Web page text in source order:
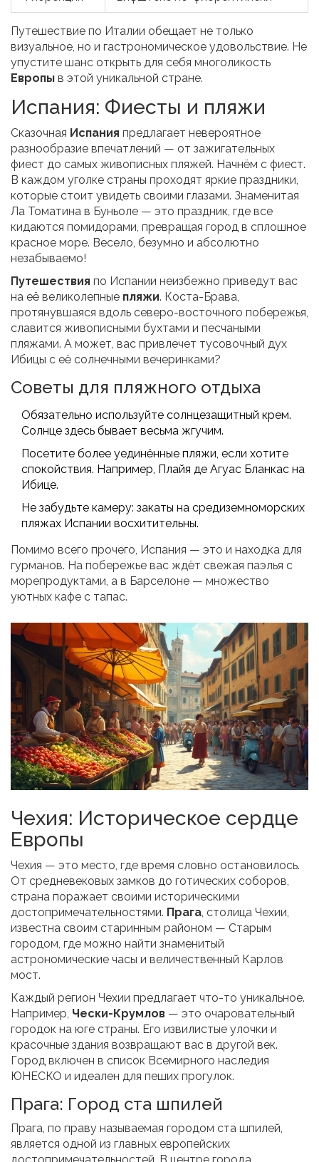
Путешествие по Италии обещает не только
визуальное, но и гастрономическое удовольствие. Не
упустите шанс открыть для себя многоликость
Европы в этой уникальной стране.
Испания: Фиесты и пляжи
Сказочная Испания предлагает невероятное
разнообразие впечатлений — от зажигательных
фиест до самых живописных пляжей. Начнём с фиест.
В каждом уголке страны проходят яркие праздники,
которые стоит увидеть своими глазами. Знаменитая
Ла Томатина в Буньоле — это праздник, где все
кидаются помидорами, превращая город в сплошное
красное море. Весело, безумно и абсолютно
незабываемо!
Путешествия по Испании неизбежно приведут вас
на её великолепные пляжи. Коста-Брава,
протянувшаяся вдоль северо-восточного побережья,
славится живописными бухтами и песчаными
пляжами. А может, вас привлечет тусовочный дух
Ибицы с её солнечными вечеринками?
Советы для пляжного отдыха
Обязательно используйте солнцезащитный крем.
Солнце здесь бывает весьма жгучим.
Посетите более уединённые пляжи, если хотите
спокойствия. Например, Плайя де Агуас Бланкас на
Ибице.
Не забудьте камеру: закаты на средиземноморских
пляжах Испании восхитительны.
Помимо всего прочего, Испания — это и находка для
гурманов. На побережье вас ждёт свежая паэлья с
морепродуктами, а в Барселоне — множество
уютных кафе с тапас.
Чехия: Историческое сердце
Европы
Чехия — это место, где время словно остановилось.
От средневековых замков до готических соборов,
страна поражает своими историческими
достопримечательностями. Прага, столица Чехии,
известна своим старинным районом — Старым
городом, где можно найти знаменитый
астрономические часы и величественный Карлов
мост.
Каждый регион Чехии предлагает что-то уникальное.
Например, Чески-Крумлов — это очаровательный
городок на юге страны. Его извилистые улочки и
красочные здания возвращают вас в другой век.
Город включен в список Всемирного наследия
ЮНЕСКО и идеален для пеших прогулок.
Прага: Город ста шпилей
Прага, по праву называемая городом ста шпилей,
является одной из главных европейских